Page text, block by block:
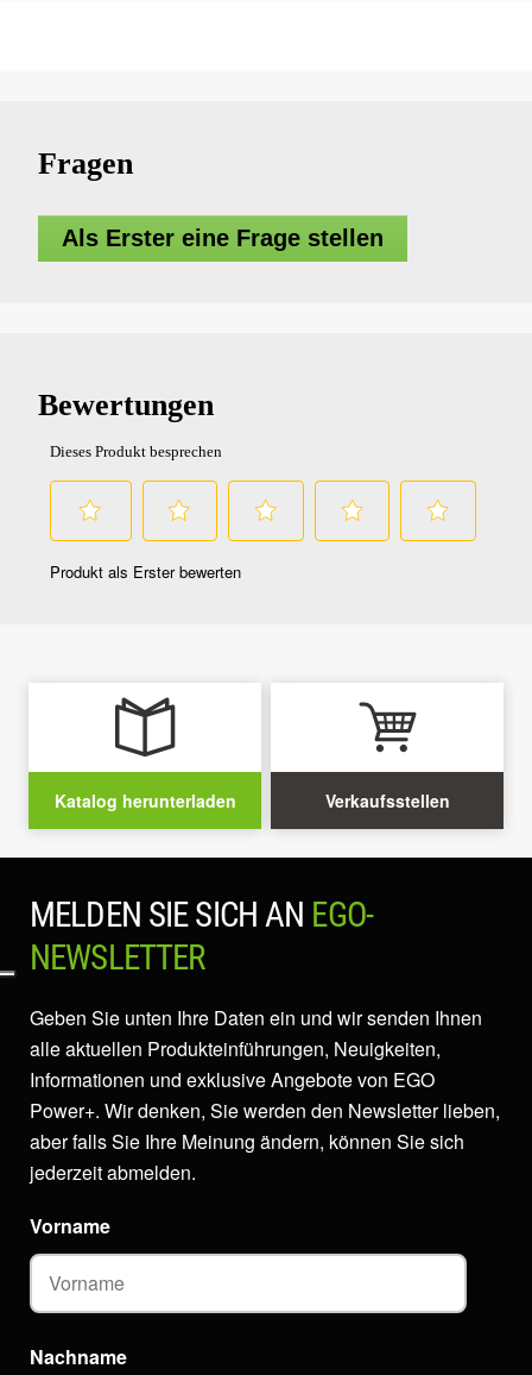
Fragen
Als Erster eine Frage stellen
Katalog herunterladen Verkaufsstellen
MELDEN SIE SICH AN EGO-
NEWSLETTER
Geben Sie unten Ihre Daten ein und wir senden Ihnen
alle aktuellen Produkteinführungen, Neuigkeiten,
Informationen und exklusive Angebote von EGO
Power+. Wir denken, Sie werden den Newsletter lieben,
aber falls Sie Ihre Meinung ändern, können Sie sich
jederzeit abmelden.
Vorname
Nachname